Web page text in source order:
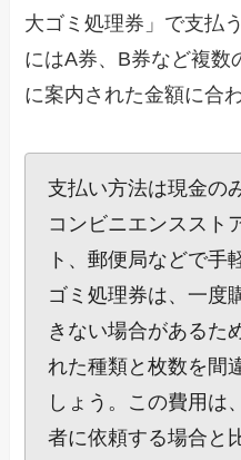
大ゴミ処理券」で支払
にはA券、B券など複数
に案内された金額に合
支払い方法は現金の
コンビニエンススト
ト、郵便局などで手
ゴミ処理券は、一度
きない場合があるた
れた種類と枚数を間
しょう。この費用は
者に依頼する場合と